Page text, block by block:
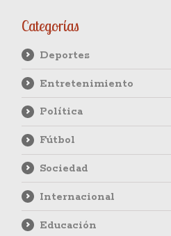
Categorías
Deportes
Entretenimiento
Política
Fútbol
Sociedad
Internacional
Educación